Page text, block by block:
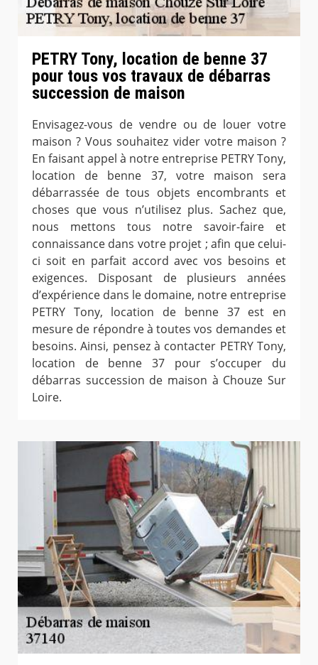
PETRY Tony, location de benne 37
pour tous vos travaux de débarras
succession de maison
Envisagez-vous de vendre ou de louer votre
maison ? Vous souhaitez vider votre maison ?
En faisant appel à notre entreprise PETRY Tony,
location de benne 37, votre maison sera
débarrassée de tous objets encombrants et
choses que vous n’utilisez plus. Sachez que,
nous mettons tous notre savoir-faire et
connaissance dans votre projet ; afin que celui-
ci soit en parfait accord avec vos besoins et
exigences. Disposant de plusieurs années
d’expérience dans le domaine, notre entreprise
PETRY Tony, location de benne 37 est en
mesure de répondre à toutes vos demandes et
besoins. Ainsi, pensez à contacter PETRY Tony,
location de benne 37 pour s’occuper du
débarras succession de maison à Chouze Sur
Loire.